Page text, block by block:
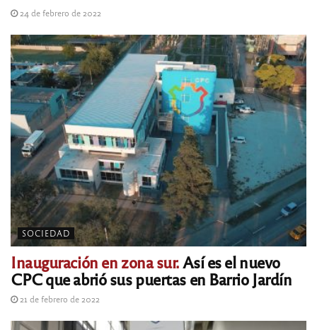
24 de febrero de 2022
SOCIEDAD
Inauguración en zona sur. Así es el nuevo
CPC que abrió sus puertas en Barrio Jardín
21 de febrero de 2022